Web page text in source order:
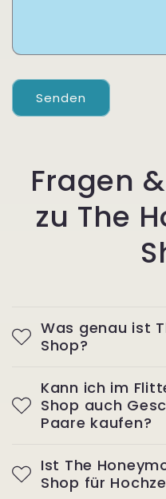
Senden
Fragen
zu The
Was genau ist
Shop?
Kann ich im
Shop auch
Paare kaufen?
Ist The
Shop für